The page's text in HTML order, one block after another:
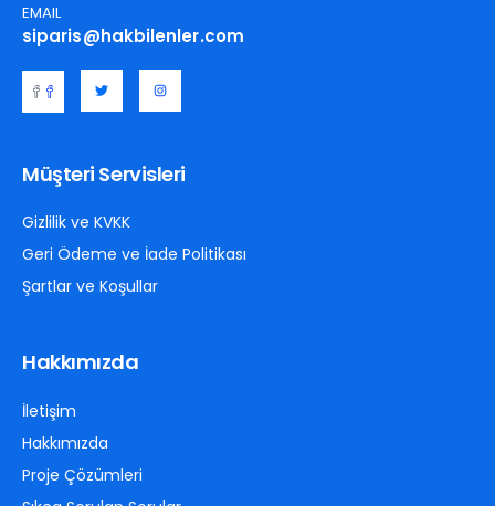
EMAIL
siparis@hakbilenler.com
Müşteri Servisleri
Gizlilik ve KVKK
Geri Ödeme ve İade Politikası
Şartlar ve Koşullar
Hakkımızda
İletişim
Hakkımızda
Proje Çözümleri